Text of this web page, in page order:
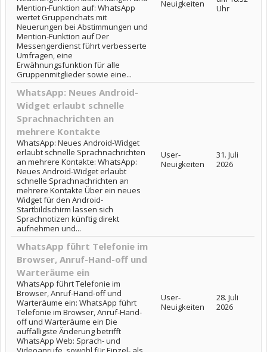
Mention-Funktion auf: WhatsApp
wertet Gruppenchats mit
Neuerungen bei Abstimmungen und
Mention-Funktion auf Der
Messengerdienst führt verbesserte
Umfragen, eine
Erwähnungsfunktion für alle
Gruppenmitglieder sowie eine...
Neuigkeiten
Uhr
WhatsApp: Neues Android-
Widget erlaubt schnelle
Sprachnachrichten an
mehrere Kontakte
WhatsApp: Neues Android-Widget
erlaubt schnelle Sprachnachrichten
an mehrere Kontakte: WhatsApp:
Neues Android-Widget erlaubt
schnelle Sprachnachrichten an
mehrere Kontakte Über ein neues
Widget für den Android-
Startbildschirm lassen sich
Sprachnotizen künftig direkt
aufnehmen und...
User-
Neuigkeiten
31. Juli
2026
WhatsApp führt Telefonie im
Browser, Anruf-Hand-off und
Warteräume ein
WhatsApp führt Telefonie im
Browser, Anruf-Hand-off und
Warteräume ein: WhatsApp führt
Telefonie im Browser, Anruf-Hand-
off und Warteräume ein Die
auffälligste Änderung betrifft
WhatsApp Web: Sprach- und
User-
Neuigkeiten
28. Juli
2026